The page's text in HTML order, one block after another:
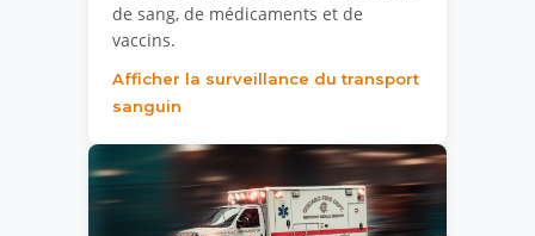
de sang, de médicaments et de
vaccins.
Afficher la surveillance du transport
sanguin